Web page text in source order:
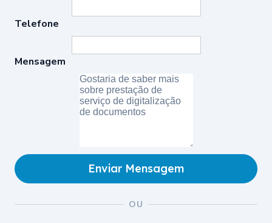
Telefone
Mensagem
Enviar Mensagem